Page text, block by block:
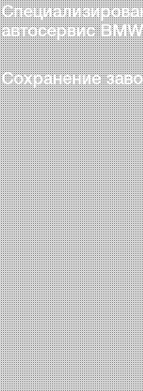
автосервис BMW
Сохранение